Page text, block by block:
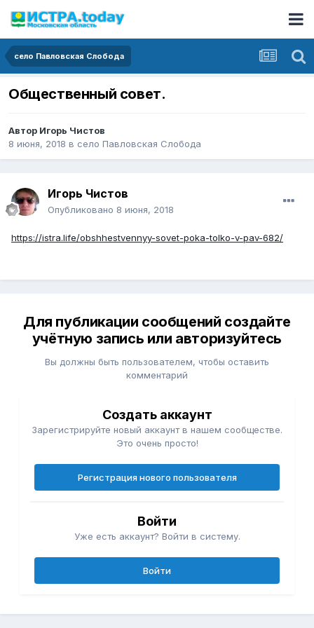
село Павловская Слобода
Общественный совет.
Автор Игорь Чистов
8 июня, 2018 в село Павловская Слобода
Игорь Чистов
Опубликовано 8 июня, 2018
https://istra.life/obshhestvennyy-sovet-poka-tolko-v-pav-682/
Для публикации сообщений создайте
учётную запись или авторизуйтесь
Вы должны быть пользователем, чтобы оставить
комментарий
Создать аккаунт
Зарегистрируйте новый аккаунт в нашем сообществе.
Это очень просто!
Регистрация нового пользователя
Войти
Уже есть аккаунт? Войти в систему.
Войти